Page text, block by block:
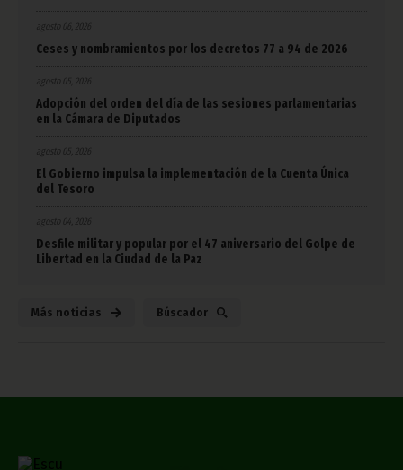
agosto 06, 2026
Ceses y nombramientos por los decretos 77 a 94 de 2026
Adopción del orden del día de las sesiones parlamentarias
en la Cámara de Diputados
El Gobierno impulsa la implementación de la Cuenta Única
del Tesoro
agosto 04, 2026
Desfile militar y popular por el 47 aniversario del Golpe de
Libertad en la Ciudad de la Paz
Más noticias Búscador